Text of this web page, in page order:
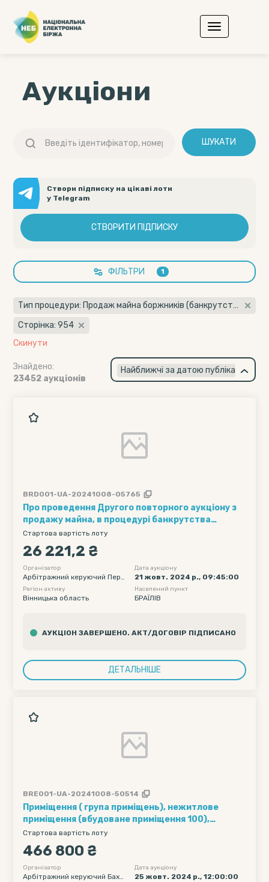
Аукціони
ШУКАТИ
Створи підписку на цікаві лоти
у Telegram
СТВОРИТИ ПІДПИСКУ
ФІЛЬТРИ 1
Тип процедури: Продаж майна боржників (банкрутство)
Сторінка: 954
Скинути
Знайдено:
23452 аукціонів
×
Найближчі за датою публікації
BRD001-UA-20241008-05765
Про проведення Другого повторного аукціону з
продажу майна, в процедурі банкрутства
ДОЧІРНЬОГО ПІДПРИЄМСТВА "МОНТАЖНИК"
ТОВАРИСТВА З ОБМЕЖЕНОЮ ВІДПОВІДАЛЬНІСТЮ
"ТОРГОВИЙ ДІМ "ВАЛІНОР" ( код ЄДРПОУ
23065137), порушеній господарським судом
Вінницької області, справа №902/941/23
Стартова вартість лоту
26 221,2 ₴
Організатор
Арбітражний керуючий Пере
пелиця Василь Володимиров
ич
Дата аукціону
21 жовт. 2024 р., 09:45:00
Регіон активу
Вінницька область
Населений пункт
БРАЇЛІВ
АУКЦІОН ЗАВЕРШЕНО. АКТ/ДОГОВІР ПІДПИСАНО
ДЕТАЛЬНІШЕ
BRE001-UA-20241008-50514
Приміщення ( група приміщень), нежитлове
приміщення (вбудоване приміщення 100),
розташоване за адресою: Дніпропетровська
область, місто Кам’янське, вулиця
Любомирівська ( вулиця Сачка), будинок 24А,
приміщення 100
Стартова вартість лоту
466 800 ₴
Організатор
Арбітражний керуючий Бахм
Дата аукціону
25 жовт. 2024 р., 12:00:00